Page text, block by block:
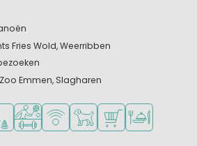
Fries Wold, Weerribben
Emmen, Slagharen
voor jonge kinderen
Veel mogelijkheden om te sporten
WiFi beschikbaar
Huisdieren toegestaan
Campingwinkel/
Restaurant of